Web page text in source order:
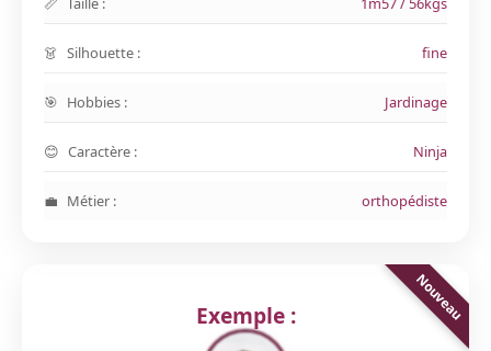
Silhouette : fine
Hobbies : Jardinage
Caractère : Ninja
Métier : orthopédiste
Exemple :